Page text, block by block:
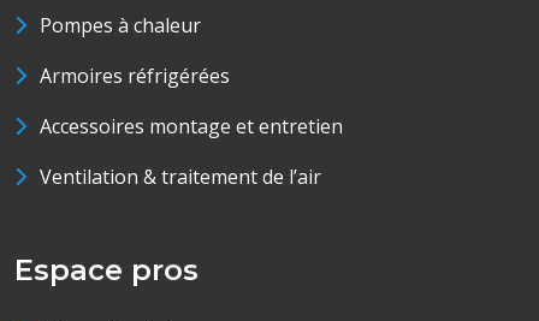
Pompes à chaleur
Armoires réfrigérées
Accessoires montage et entretien
Ventilation & traitement de l’air
Espace pros